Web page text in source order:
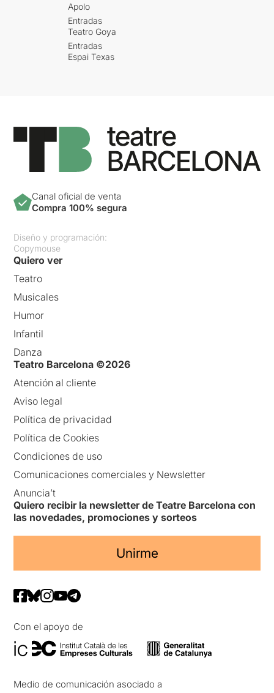
Apolo
Entradas
Teatro Goya
Entradas
Espai Texas
Canal oficial de venta
Compra 100% segura
Diseño y programación:
Copymouse
Quiero ver
Teatro
Musicales
Humor
Infantil
Danza
Teatro Barcelona ©2026
Atención al cliente
Aviso legal
Política de privacidad
Política de Cookies
Condiciones de uso
Comunicaciones comerciales y Newsletter
Anuncia’t
Quiero recibir la newsletter de Teatre Barcelona con
las novedades, promociones y sorteos
Unirme
Con el apoyo de
Medio de comunicación asociado a